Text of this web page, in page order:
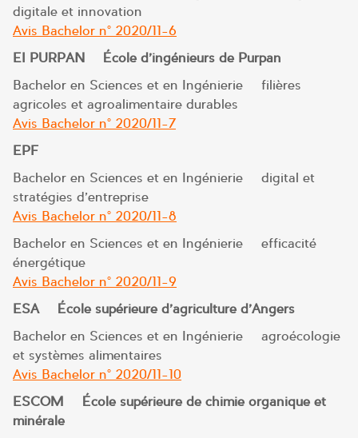
digitale et innovation
Avis Bachelor n° 2020/11-6
EI PURPAN – École d’ingénieurs de Purpan
Bachelor en Sciences et en Ingénierie – filières
agricoles et agroalimentaire durables
Avis Bachelor n° 2020/11-7
EPF
Bachelor en Sciences et en Ingénierie – digital et
stratégies d’entreprise
Avis Bachelor n° 2020/11-8
Bachelor en Sciences et en Ingénierie – efficacité
énergétique
Avis Bachelor n° 2020/11-9
ESA – École supérieure d’agriculture d’Angers
Bachelor en Sciences et en Ingénierie – agroécologie
et systèmes alimentaires
Avis Bachelor n° 2020/11-10
ESCOM – École supérieure de chimie organique et
minérale